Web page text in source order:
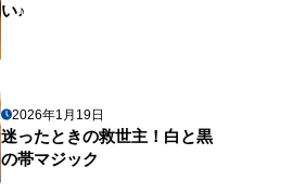
い♪
2026年1月19日
迷ったときの救世主！白と黒
の帯マジック